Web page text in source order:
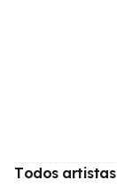
Todos artistas